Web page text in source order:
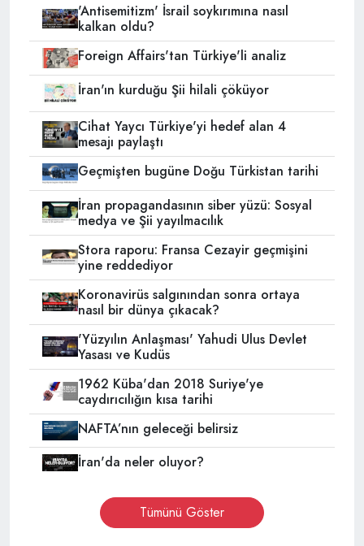
'Antisemitizm' İsrail soykırımına nasıl
kalkan oldu?
Foreign Affairs'tan Türkiye'li analiz
İran'ın kurduğu Şii hilali çöküyor
Cihat Yaycı Türkiye'yi hedef alan 4
mesajı paylaştı
Geçmişten bugüne Doğu Türkistan tarihi
İran propagandasının siber yüzü: Sosyal
medya ve Şii yayılmacılık
Stora raporu: Fransa Cezayir geçmişini
yine reddediyor
Koronavirüs salgınından sonra ortaya
nasıl bir dünya çıkacak?
'Yüzyılın Anlaşması' Yahudi Ulus Devlet
Yasası ve Kudüs
1962 Küba'dan 2018 Suriye'ye
caydırıcılığın kısa tarihi
NAFTA’nın geleceği belirsiz
İran'da neler oluyor?
Tümünü Göster